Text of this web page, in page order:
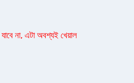
যাবে না, এটা অবশ্যই খেয়াল